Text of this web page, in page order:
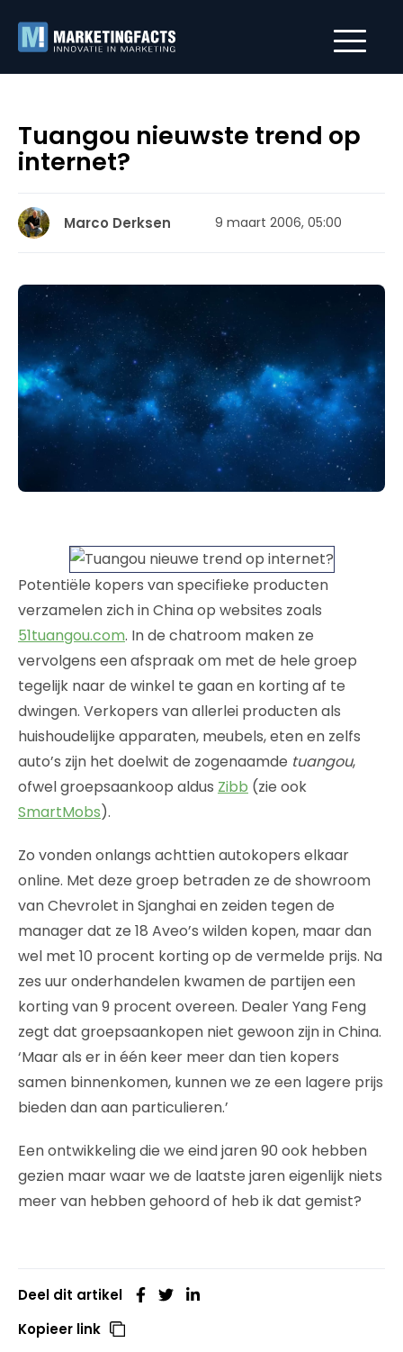
Tuangou nieuwste trend op
internet?
Marco Derksen 9 maart 2006, 05:00
Potentiële kopers van specifieke producten
verzamelen zich in China op websites zoals
51tuangou.com. In de chatroom maken ze
vervolgens een afspraak om met de hele groep
tegelijk naar de winkel te gaan en korting af te
dwingen. Verkopers van allerlei producten als
huishoudelijke apparaten, meubels, eten en zelfs
auto’s zijn het doelwit de zogenaamde tuangou,
ofwel groepsaankoop aldus Zibb (zie ook
SmartMobs).
Zo vonden onlangs achttien autokopers elkaar
online. Met deze groep betraden ze de showroom
van Chevrolet in Sjanghai en zeiden tegen de
manager dat ze 18 Aveo’s wilden kopen, maar dan
wel met 10 procent korting op de vermelde prijs. Na
zes uur onderhandelen kwamen de partijen een
korting van 9 procent overeen. Dealer Yang Feng
zegt dat groepsaankopen niet gewoon zijn in China.
‘Maar als er in één keer meer dan tien kopers
samen binnenkomen, kunnen we ze een lagere prijs
bieden dan aan particulieren.’
Een ontwikkeling die we eind jaren 90 ook hebben
gezien maar waar we de laatste jaren eigenlijk niets
meer van hebben gehoord of heb ik dat gemist?
Deel dit artikel
Kopieer link